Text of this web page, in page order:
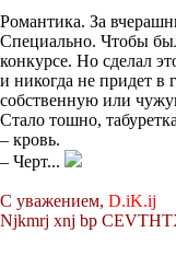
Романтика. За
Специально. Чтобы
конкурсе. Но сделал
и никогда не придет в
собственную или
Стало тошно,
– кровь.
– Черт...
С уважением, D.iK.ij
Njkmrj xnj bp